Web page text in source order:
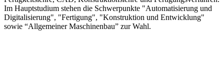
Im Hauptstudium stehen die Schwerpunkte "Automatisierung und
Digitalisierung", "Fertigung", "Konstruktion und Entwicklung"
sowie “Allgemeiner Maschinenbau” zur Wahl.